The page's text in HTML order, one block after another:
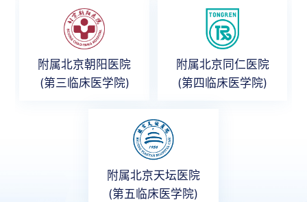
附属北京朝阳医院
(第三临床医学院)
附属北京同仁医院
(第四临床医学院)
附属北京天坛医院
(第五临床医学院)